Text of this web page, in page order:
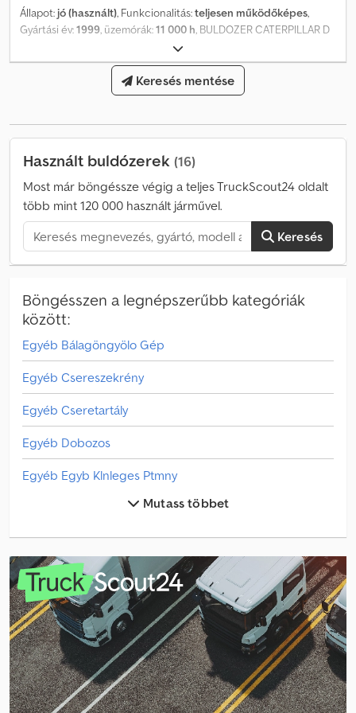
Állapot: jó (használt), Funkcionalitás:teljesen működőképes,
Gyártási év:1999, üzemórák:11 000 h, BULDOZER CATERPILLAR D
5 M LGP ÉVJÁRAT: 1999 11 000 ÜZEMÓRA Dkjdpoxxal Usfx An Njr
RIPPER DÖNTHETŐ TOLÓLAP
Keresés mentése
Használt buldózerek (16)
Most már böngéssze végig a teljes TruckScout24 oldalt
több mint 120 000 használt járművel.
Keresés
Böngésszen a legnépszerűbb kategóriák
között:
Egyéb Bálagöngyölo Gép
Egyéb Csereszekrény
Egyéb Cseretartály
Egyéb Dobozos
Egyéb Egyb Klnleges Ptmny
Egyéb Fa Szállító
Egyéb Gyümölcs- És Szőlőtermesztési Gép
Egyéb Hutodobozos Csereszekrény
Egyéb Könnyu Szállító
Egyéb Lánctalpas/Buldózer
Egyéb Növényvédelmi & Műtrágyázó Gép
Mutass többet